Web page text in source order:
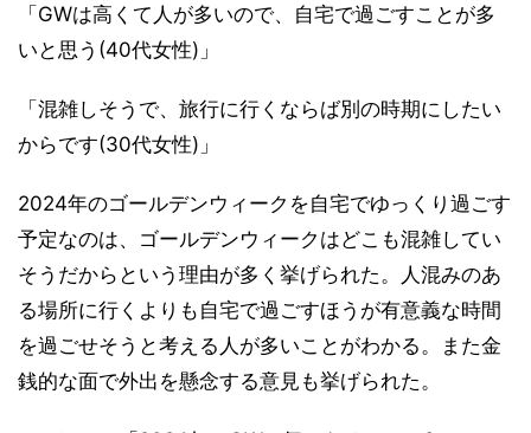
「GWは高くて人が多いので、自宅で過ごすことが多
いと思う(40代女性)」
「混雑しそうで、旅行に行くならば別の時期にしたい
からです(30代女性)」
2024年のゴールデンウィークを自宅でゆっくり過ごす
予定なのは、ゴールデンウィークはどこも混雑してい
そうだからという理由が多く挙げられた。人混みのあ
る場所に行くよりも自宅で過ごすほうが有意義な時間
を過ごせそうと考える人が多いことがわかる。また金
銭的な面で外出を懸念する意見も挙げられた。